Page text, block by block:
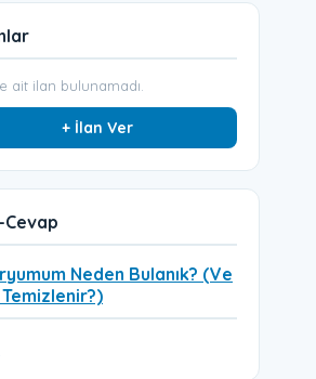
ait ilan bulunamadı.
+ İlan Ver
Neden Bulanık? (Ve
Temizlenir?)